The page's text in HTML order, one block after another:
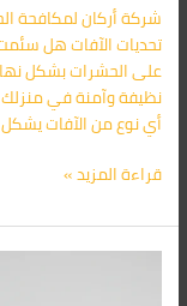
شركة أركان لمكافحة
تحديات الآفات هل
على الحشرات بشكل
نظيفة وآمنة في منزلك
أي نوع من الآفات
قراءة المزيد »